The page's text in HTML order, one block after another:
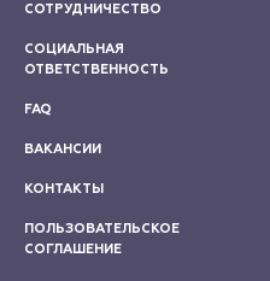
СОТРУДНИЧЕСТВО
СОЦИАЛЬНАЯ
ОТВЕТСТВЕННОСТЬ
FAQ
ВАКАНСИИ
КОНТАКТЫ
ПОЛЬЗОВАТЕЛЬСКОЕ
СОГЛАШЕНИЕ